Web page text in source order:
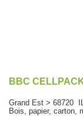
BBC
Grand Est > 68720
Bois, papier, carton,